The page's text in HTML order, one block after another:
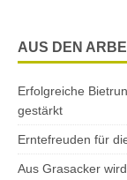
AUS DEN
Erfolgreiche
gestärkt
Erntefreuden für
Aus Grasacker